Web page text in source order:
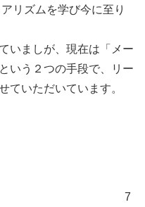
リズムを学び今に至り
いましが、現在は「メー
いう２つの手段で、リー
ていただいています。
7